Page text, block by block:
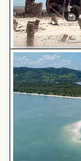
Erkundung am
Kakapo
Luftaufnahme